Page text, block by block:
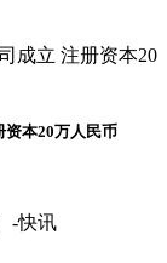
资本20万人民币